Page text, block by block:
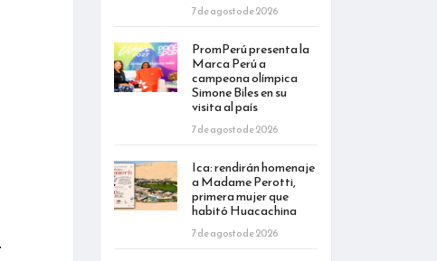
7 de agosto de 2026
PromPerú presenta la
Marca Perú a
campeona olímpica
Simone Biles en su
visita al país
7 de agosto de 2026
Ica: rendirán homenaje
a Madame Perotti,
primera mujer que
habitó Huacachina
7 de agosto de 2026